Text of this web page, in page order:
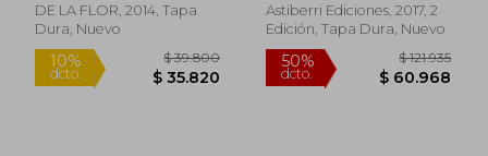
DE LA FLOR, 2014, Tapa
Dura, Nuevo
Astiberri Ediciones, 2017, 2
Edición, Tapa Dura, Nuevo